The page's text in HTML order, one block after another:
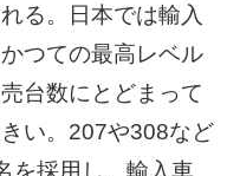
る。日本では輸入
つての最高レベル
台数にとどまって
い。207や308など
を採用し、輸入車